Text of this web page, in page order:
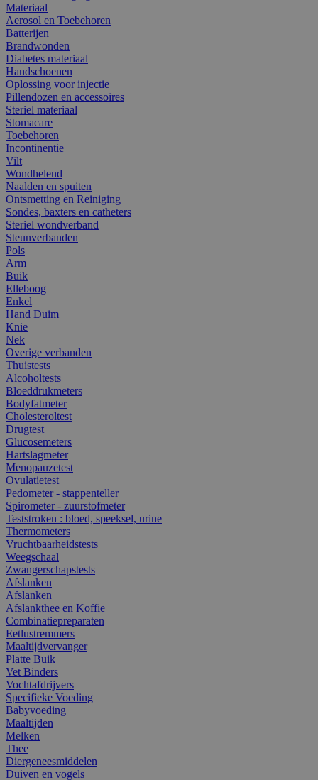
Materiaal
Aerosol en Toebehoren
Batterijen
Brandwonden
Diabetes materiaal
Handschoenen
Oplossing voor injectie
Pillendozen en accessoires
Steriel materiaal
Stomacare
Toebehoren
Incontinentie
Vilt
Wondhelend
Naalden en spuiten
Ontsmetting en Reiniging
Sondes, baxters en catheters
Steriel wondverband
Steunverbanden
Pols
Arm
Buik
Elleboog
Enkel
Hand Duim
Knie
Nek
Overige verbanden
Thuistests
Alcoholtests
Bloeddrukmeters
Bodyfatmeter
Cholesteroltest
Drugtest
Glucosemeters
Hartslagmeter
Menopauzetest
Ovulatietest
Pedometer - stappenteller
Spirometer - zuurstofmeter
Teststroken : bloed, speeksel, urine
Thermometers
Vruchtbaarheidstests
Weegschaal
Zwangerschapstests
Afslanken
Afslanken
Afslankthee en Koffie
Combinatiepreparaten
Eetlustremmers
Maaltijdvervanger
Platte Buik
Vet Binders
Vochtafdrijvers
Specifieke Voeding
Babyvoeding
Maaltijden
Melken
Thee
Diergeneesmiddelen
Duiven en vogels